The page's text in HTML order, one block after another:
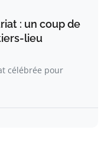
: un coup de
lieu
célébrée pour